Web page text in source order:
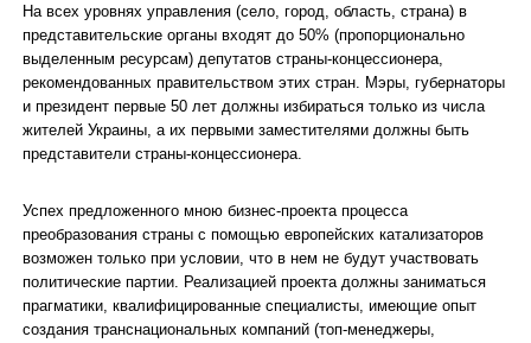
На всех уровнях управления (село, город, область, страна) в
представительские органы входят до 50% (пропорционально
выделенным ресурсам) депутатов страны-концессионера,
рекомендованных правительством этих стран. Мэры, губернаторы
и президент первые 50 лет должны избираться только из числа
жителей Украины, а их первыми заместителями должны быть
представители страны-концессионера.
Успех предложенного мною бизнес-проекта процесса
преобразования страны с помощью европейских катализаторов
возможен только при условии, что в нем не будут участвовать
политические партии. Реализацией проекта должны заниматься
прагматики, квалифицированные специалисты, имеющие опыт
создания транснациональных компаний (топ-менеджеры,